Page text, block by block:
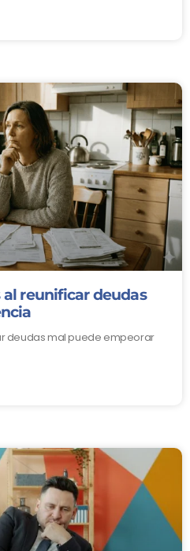
reunificar deudas
deudas mal puede empeorar